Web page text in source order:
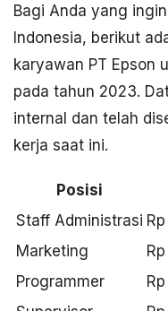
Bagi Anda yang
Indonesia, berikut
karyawan PT Epson
pada tahun 2023.
internal dan telah
kerja saat ini.
Posisi
Staff Administrasi
Marketing
Programmer